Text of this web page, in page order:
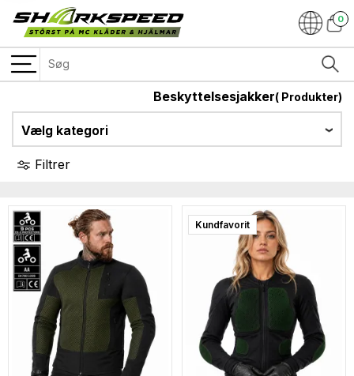
0
Beskyttelsesjakker( Produkter)
Vælg kategori
Filtrer
Kundfavorit